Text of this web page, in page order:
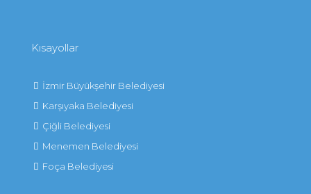
Kısayollar
İzmir Büyükşehir Belediyesi
Karşıyaka Belediyesi
Çiğli Belediyesi
Menemen Belediyesi
Foça Belediyesi